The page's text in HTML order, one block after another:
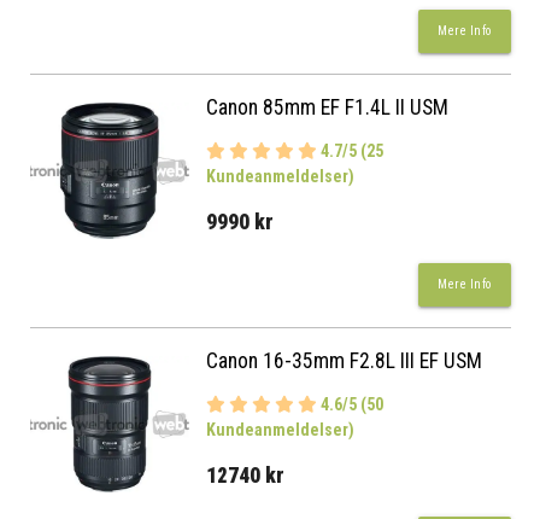
Mere Info
Canon 85mm EF F1.4L II USM
4.7/5 (25
Kundeanmeldelser)
9990 kr
Mere Info
Canon 16-35mm F2.8L III EF USM
4.6/5 (50
Kundeanmeldelser)
12740 kr